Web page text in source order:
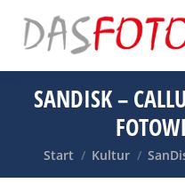
SANDISK –
Sie befinden sich
Start Kultur